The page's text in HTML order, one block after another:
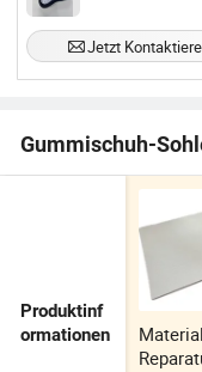
Jetzt
Gummischuh-
Produktinf
ormationen